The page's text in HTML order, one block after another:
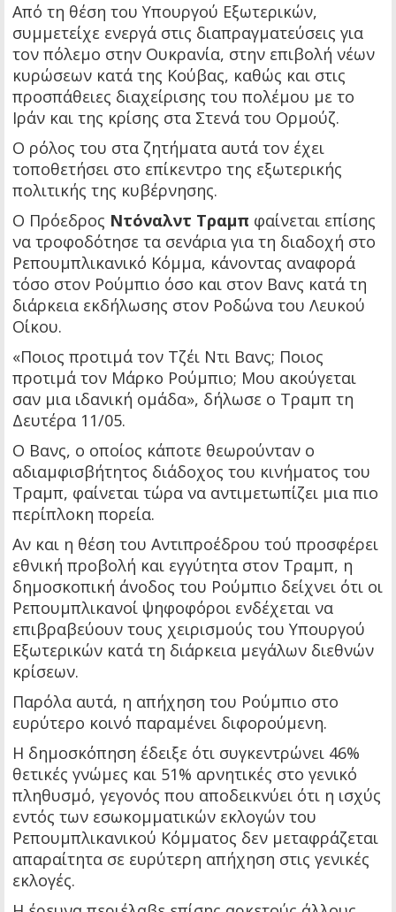
Από τη θέση του Υπουργού Εξωτερικών,
συμμετείχε ενεργά στις διαπραγματεύσεις για
τον πόλεμο στην Ουκρανία, στην επιβολή νέων
κυρώσεων κατά της Κούβας, καθώς και στις
προσπάθειες διαχείρισης του πολέμου με το
Ιράν και της κρίσης στα Στενά του Ορμούζ.
Ο ρόλος του στα ζητήματα αυτά τον έχει
τοποθετήσει στο επίκεντρο της εξωτερικής
πολιτικής της κυβέρνησης.
Ο Πρόεδρος Ντόναλντ Τραμπ φαίνεται επίσης
να τροφοδότησε τα σενάρια για τη διαδοχή στο
Ρεπουμπλικανικό Κόμμα, κάνοντας αναφορά
τόσο στον Ρούμπιο όσο και στον Βανς κατά τη
διάρκεια εκδήλωσης στον Ροδώνα του Λευκού
Οίκου.
«Ποιος προτιμά τον Τζέι Ντι Βανς; Ποιος
προτιμά τον Μάρκο Ρούμπιο; Μου ακούγεται
σαν μια ιδανική ομάδα», δήλωσε ο Τραμπ τη
Δευτέρα 11/05.
Ο Βανς, ο οποίος κάποτε θεωρούνταν ο
αδιαμφισβήτητος διάδοχος του κινήματος του
Τραμπ, φαίνεται τώρα να αντιμετωπίζει μια πιο
περίπλοκη πορεία.
Αν και η θέση του Αντιπροέδρου τού προσφέρει
εθνική προβολή και εγγύτητα στον Τραμπ, η
δημοσκοπική άνοδος του Ρούμπιο δείχνει ότι οι
Ρεπουμπλικανοί ψηφοφόροι ενδέχεται να
επιβραβεύουν τους χειρισμούς του Υπουργού
Εξωτερικών κατά τη διάρκεια μεγάλων διεθνών
κρίσεων.
Παρόλα αυτά, η απήχηση του Ρούμπιο στο
ευρύτερο κοινό παραμένει διφορούμενη.
Η δημοσκόπηση έδειξε ότι συγκεντρώνει 46%
θετικές γνώμες και 51% αρνητικές στο γενικό
πληθυσμό, γεγονός που αποδεικνύει ότι η ισχύς
εντός των εσωκομματικών εκλογών του
Ρεπουμπλικανικού Κόμματος δεν μεταφράζεται
απαραίτητα σε ευρύτερη απήχηση στις γενικές
εκλογές.